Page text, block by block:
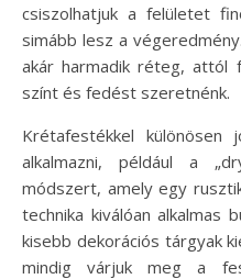
csiszolhatjuk a felületet
simább lesz a
akár harmadik réteg, attól
színt és fedést szeretnénk.
Krétafestékkel
alkalmazni, például a
módszert, amely egy
technika kiválóan alkalmas
kisebb dekorációs tárgyak
mindig várjuk meg a